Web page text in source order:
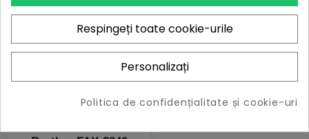
Respingeți toate cookie-urile
Personalizați
Politica de confidențialitate și cookie-uri